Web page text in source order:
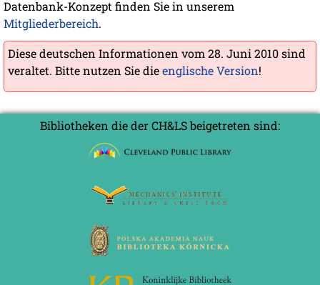
Datenbank-Konzept finden Sie in unserem
Mitgliederbereich.
Diese deutschen Informationen vom 28. Juni 2010 sind
veraltet. Bitte nutzen Sie dieenglische Version!
Bibliotheken die der CH&LS beigetreten sind: